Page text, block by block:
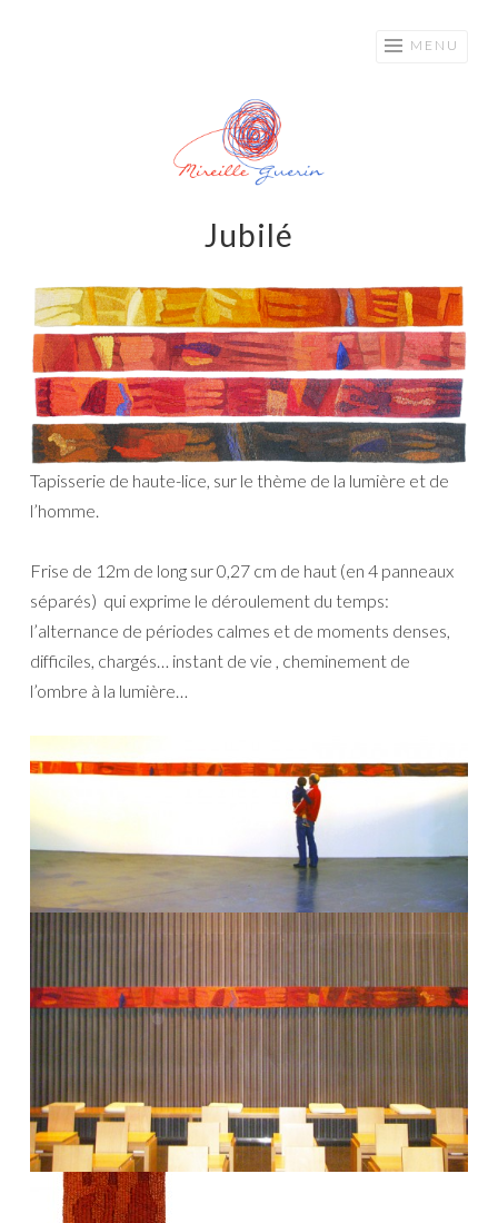
MENU
Jubilé
Tapisserie de haute-lice, sur le thème de la lumière et de
l’homme.
Frise de 12m de long sur 0,27 cm de haut (en 4 panneaux
séparés) qui exprime le déroulement du temps:
l’alternance de périodes calmes et de moments denses,
difficiles, chargés… instant de vie , cheminement de
l’ombre à la lumière…